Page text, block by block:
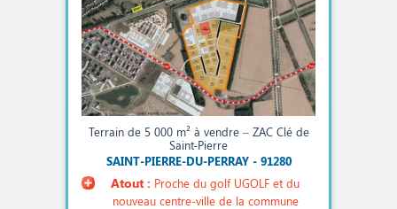
Terrain de 5 000 m² à vendre – ZAC Clé de
Saint-Pierre
SAINT-PIERRE-DU-PERRAY - 91280
Atout : Proche du golf UGOLF et du
nouveau centre-ville de la commune